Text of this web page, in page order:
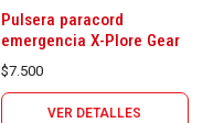
Pulsera paracord
emergencia X-Plore Gear
$7.500
VER DETALLES